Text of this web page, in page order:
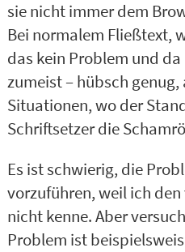
sie nicht immer dem
Bei normalem Fließtext,
das kein Problem und
zumeist – hübsch
Situationen, wo der
Schriftsetzer die
Es ist schwierig, die
vorzuführen, weil ich
nicht kenne. Aber
Problem ist